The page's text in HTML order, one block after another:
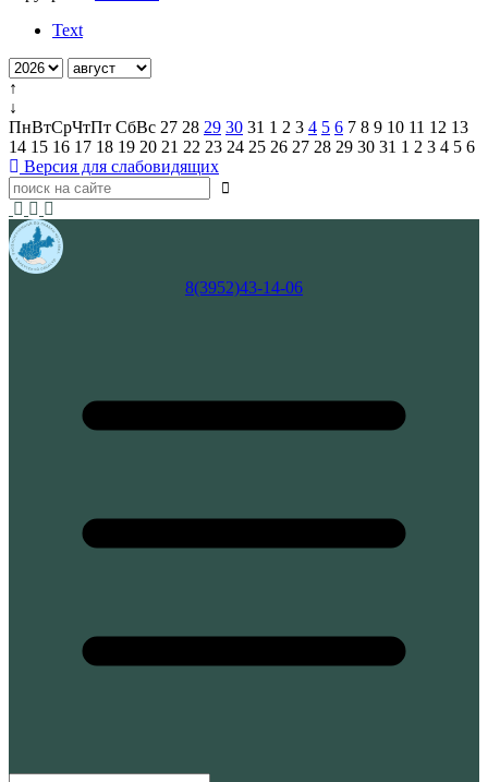
Text
↑
↓
ПнВтСрЧтПт СбВс 27 28 29 30 31 1 2 3 4 5 6 7 8 9 10 11 12 13
14 15 16 17 18 19 20 21 22 23 24 25 26 27 28 29 30 31 1 2 3 4 5 6
Версия для слабовидящих
8(3952)43-14-06